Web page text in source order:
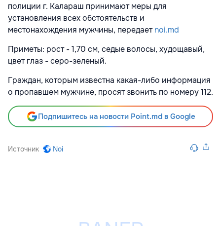
полиции г. Калараш принимают меры для
установления всех обстоятельств и
местонахождения мужчины, передаетnoi.md
Приметы: рост - 1,70 см, седые волосы, худощавый,
цвет глаз - серо-зеленый.
Граждан, которым известна какая-либо информация
о пропавшем мужчине, просят звонить по номеру 112.
Подпишитесь на новости Point.md в Google
Источник Noi